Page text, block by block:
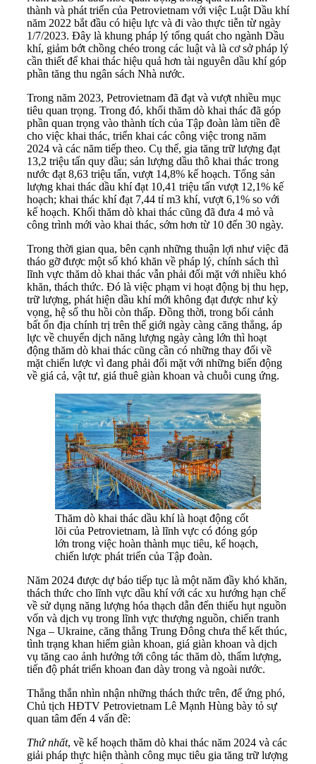
thành và phát triển của Petrovietnam với việc Luật Dầu khí
năm 2022 bắt đầu có hiệu lực và đi vào thực tiễn từ ngày
1/7/2023. Đây là khung pháp lý tổng quát cho ngành Dầu
khí, giảm bớt chồng chéo trong các luật và là cơ sở pháp lý
cần thiết để khai thác hiệu quả hơn tài nguyên dầu khí góp
phần tăng thu ngân sách Nhà nước.
Trong năm 2023, Petrovietnam đã đạt và vượt nhiều mục
tiêu quan trọng. Trong đó, khối thăm dò khai thác đã góp
phần quan trọng vào thành tích của Tập đoàn làm tiền đề
cho việc khai thác, triển khai các công việc trong năm
2024 và các năm tiếp theo. Cụ thể, gia tăng trữ lượng đạt
13,2 triệu tấn quy dầu; sản lượng dầu thô khai thác trong
nước đạt 8,63 triệu tấn, vượt 14,8% kế hoạch. Tổng sản
lượng khai thác dầu khí đạt 10,41 triệu tấn vượt 12,1% kế
hoạch; khai thác khí đạt 7,44 tỉ m3 khí, vượt 6,1% so với
kế hoạch. Khối thăm dò khai thác cũng đã đưa 4 mỏ và
công trình mới vào khai thác, sớm hơn từ 10 đến 30 ngày.
Trong thời gian qua, bên cạnh những thuận lợi như việc đã
tháo gỡ được một số khó khăn về pháp lý, chính sách thì
lĩnh vực thăm dò khai thác vẫn phải đối mặt với nhiều khó
khăn, thách thức. Đó là việc phạm vi hoạt động bị thu hẹp,
trữ lượng, phát hiện dầu khí mới không đạt được như kỳ
vọng, hệ số thu hồi còn thấp. Đồng thời, trong bối cảnh
bất ổn địa chính trị trên thế giới ngày càng căng thẳng, áp
lực về chuyển dịch năng lượng ngày càng lớn thì hoạt
động thăm dò khai thác cũng cần có những thay đổi về
mặt chiến lược vì đang phải đối mặt với những biến động
về giá cả, vật tư, giá thuê giàn khoan và chuỗi cung ứng.
Thăm dò khai thác dầu khí là hoạt động cốt
lõi của Petrovietnam, là lĩnh vực có đóng góp
lớn trong việc hoàn thành mục tiêu, kế hoạch,
chiến lược phát triển của Tập đoàn.
Năm 2024 được dự báo tiếp tục là một năm đầy khó khăn,
thách thức cho lĩnh vực dầu khí với các xu hướng hạn chế
về sử dụng năng lượng hóa thạch dẫn đến thiếu hụt nguồn
vốn và dịch vụ trong lĩnh vực thượng nguồn, chiến tranh
Nga – Ukraine, căng thẳng Trung Đông chưa thể kết thúc,
tình trạng khan hiếm giàn khoan, giá giàn khoan và dịch
vụ tăng cao ảnh hưởng tới công tác thăm dò, thẩm lượng,
tiến độ phát triển khoan đan dày trong và ngoài nước.
Thẳng thắn nhìn nhận những thách thức trên, để ứng phó,
Chủ tịch HĐTV Petrovietnam Lê Mạnh Hùng bày tỏ sự
quan tâm đến 4 vấn đề:
Thứ nhất, về kế hoạch thăm dò khai thác năm 2024 và các
giải pháp thực hiện thành công mục tiêu gia tăng trữ lượng